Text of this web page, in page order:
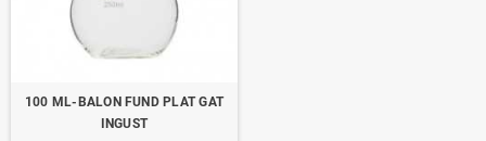
100 ML-BALON FUND PLAT GAT
INGUST